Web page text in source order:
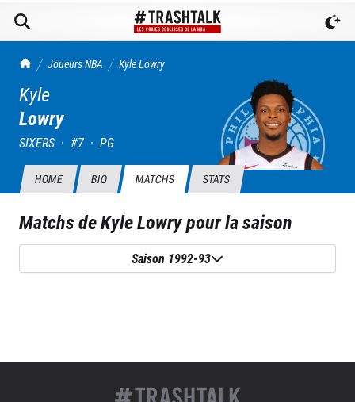
TrashTalk Actu NBA
Joueurs NBA KyleLowry
Kyle
Lowry
SIXERS · #7 · PG
HOME BIO MATCHS STATS
Matchs deKyle Lowrypour la saison
Saison 1992-93